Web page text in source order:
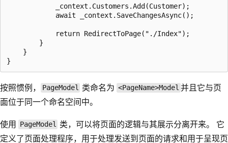
            _context.Customers.Add(Customer);
            await _context.SaveChangesAsync();
            return RedirectToPage("./Index");
        }
    }
按照惯例， PageModel 类命名为 <PageName>Model 并且它与页
面位于同一个命名空间中。
使用 PageModel 类，可以将页面的逻辑与其展示分离开来。 它
定义了页面处理程序，用于处理发送到页面的请求和用于呈现页